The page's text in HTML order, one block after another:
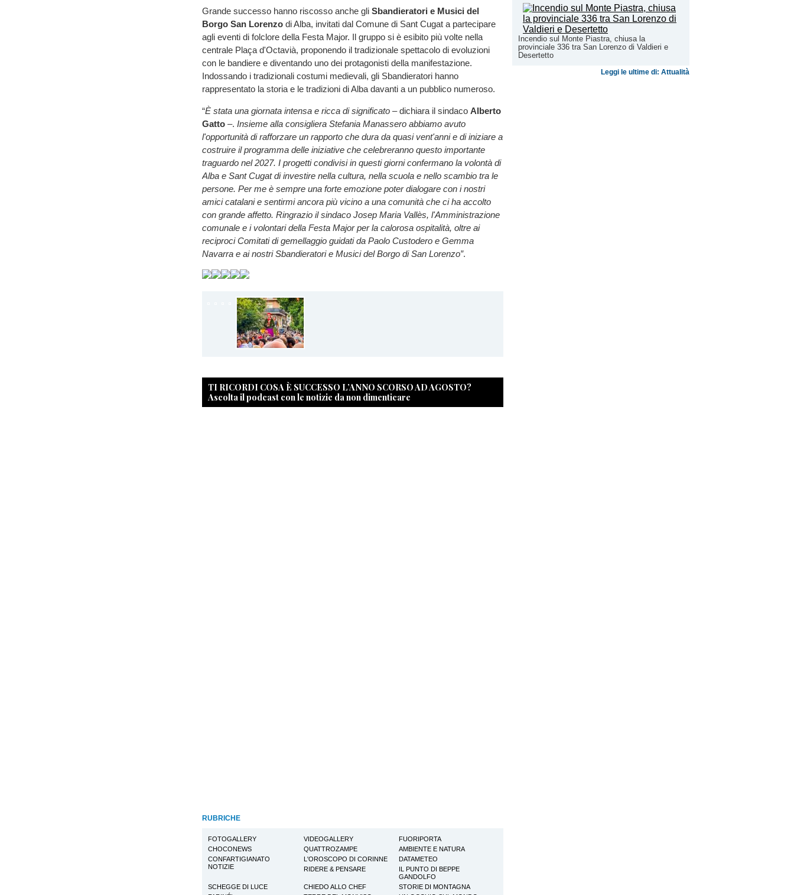
Incendio sul Monte Piastra, chiusa la
provinciale 336 tra San Lorenzo di Valdieri e
Desertetto
Leggi le ultime di: Attualità
Grande successo hanno riscosso anche gli Sbandieratori e Musici del
Borgo San Lorenzo di Alba, invitati dal Comune di Sant Cugat a partecipare
agli eventi di folclore della Festa Major. Il gruppo si è esibito più volte nella
centrale Plaça d'Octavià, proponendo il tradizionale spettacolo di evoluzioni
con le bandiere e diventando uno dei protagonisti della manifestazione.
Indossando i tradizionali costumi medievali, gli Sbandieratori hanno
rappresentato la storia e le tradizioni di Alba davanti a un pubblico numeroso.
“È stata una giornata intensa e ricca di significato – dichiara il sindaco Alberto
Gatto –. Insieme alla consigliera Stefania Manassero abbiamo avuto
l'opportunità di rafforzare un rapporto che dura da quasi vent'anni e di iniziare a
costruire il programma delle iniziative che celebreranno questo importante
traguardo nel 2027. I progetti condivisi in questi giorni confermano la volontà di
Alba e Sant Cugat di investire nella cultura, nella scuola e nello scambio tra le
persone. Per me è sempre una forte emozione poter dialogare con i nostri
amici catalani e sentirmi ancora più vicino a una comunità che ci ha accolto
con grande affetto. Ringrazio il sindaco Josep Maria Vallès, l'Amministrazione
comunale e i volontari della Festa Major per la calorosa ospitalità, oltre ai
reciproci Comitati di gemellaggio guidati da Paolo Custodero e Gemma
Navarra e ai nostri Sbandieratori e Musici del Borgo di San Lorenzo”.
TI RICORDI COSA È SUCCESSO L’ANNO SCORSO AD AGOSTO?
Ascolta il podcast con le notizie da non dimenticare
RUBRICHE
FOTOGALLERY VIDEOGALLERY
FUORIPORTA
CHOCONEWS
QUATTROZAMPE
AMBIENTE E NATURA
CONFARTIGIANATO
NOTIZIE
L'OROSCOPO DI CORINNE
DATAMETEO
RIDERE & PENSARE
IL PUNTO DI BEPPE
GANDOLFO
SCHEGGE DI LUCE
CHIEDO ALLO CHEF
STORIE DI MONTAGNA